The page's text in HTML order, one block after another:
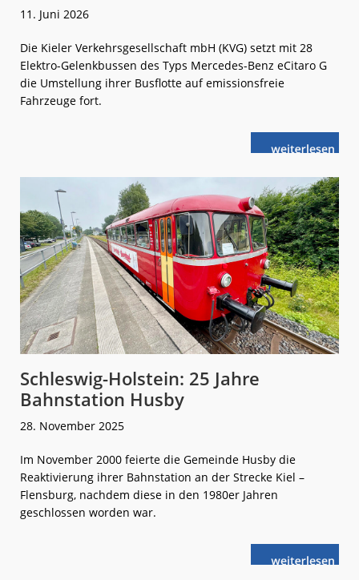
11. Juni 2026
Die Kieler Verkehrsgesellschaft mbH (KVG) setzt mit 28
Elektro-Gelenkbussen des Typs Mercedes-Benz eCitaro G
die Umstellung ihrer Busflotte auf emissionsfreie
Fahrzeuge fort.
weiterlese
n28
eCitaro G
für
Kiel
Schleswig-Holstein: 25 Jahre
Bahnstation Husby
28. November 2025
Im November 2000 feierte die Gemeinde Husby die
Reaktivierung ihrer Bahnstation an der Strecke Kiel –
Flensburg, nachdem diese in den 1980er Jahren
geschlossen worden war.
weiterlese
nSchleswig-